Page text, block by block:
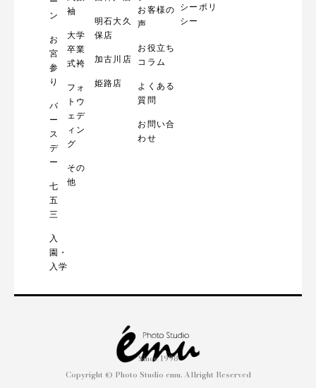
ン
お
宮
参
り
バ
ー
ス
デ
ー
七
五
三
入
園・
入学
袖
大学
卒業
式袴
フォ
トウ
ェデ
ィン
グ
その
他
明石大久
保店
加古川店
姫路店
お客様の
声
お役立ち
コラム
よくある
質問
お問い合
わせ
シーポリ
シー
Since 1998
Copyright © Photo Studio emu. Allright Reserved